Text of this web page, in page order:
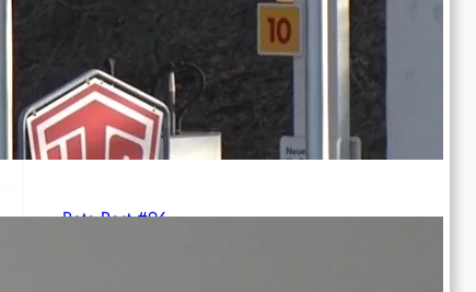
30. August 2026
Deutschland: Der Inlandsgeheimdienst ermittelt
gegen „Prosfygika“
Rote Post #96